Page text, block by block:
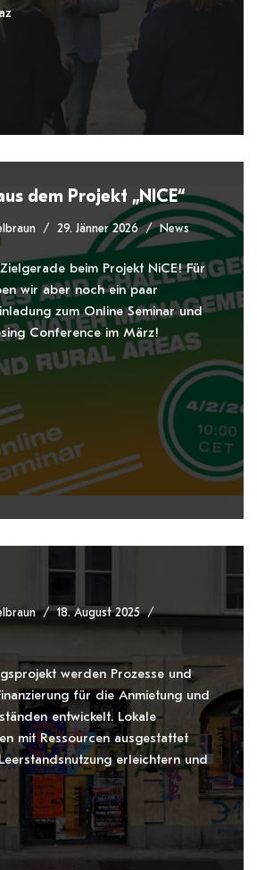
dem Projekt „NICE“
29. Jänner 2026 News
beim Projekt NiCE! Für
wir aber noch ein paar
zum Online Seminar und
Conference im März!
18. August 2025
werden Prozesse und
für die Anmietung und
entwickelt. Lokale
mit Ressourcen ausgestattet
erleichtern und